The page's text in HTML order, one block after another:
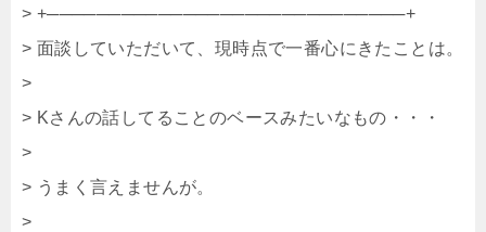
> +─────────────────────────────+
> 面談していただいて、現時点で一番心にきたことは。
>
> Kさんの話してることのベースみたいなもの・・・
>
> うまく言えませんが。
>